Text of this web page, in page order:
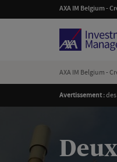
AXA IM Belgium -
AXA IM Belgium -
Avertissement :